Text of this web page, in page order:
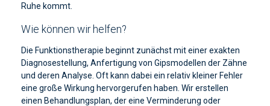
Ruhe kommt.
Wie können wir helfen?
Die Funktionstherapie beginnt zunächst mit einer exakten
Diagnosestellung, Anfertigung von Gipsmodellen der Zähne
und deren Analyse. Oft kann dabei ein relativ kleiner Fehler
eine große Wirkung hervorgerufen haben. Wir erstellen
einen Behandlungsplan, der eine Verminderung oder